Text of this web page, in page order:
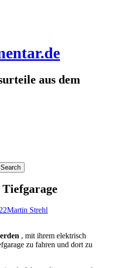
aus dem
Martin Strehl
, mit ihrem elektrisch
zu fahren und dort zu